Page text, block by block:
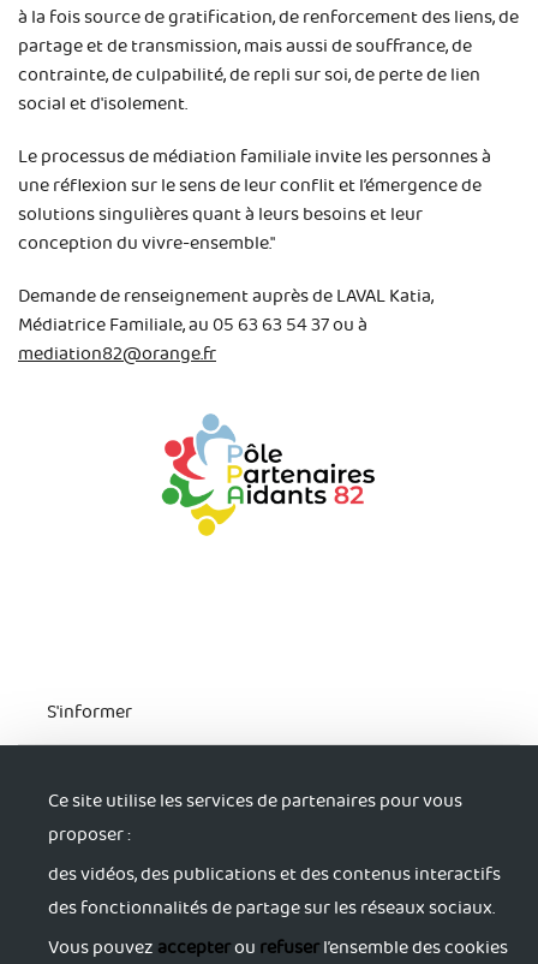
à la fois source de gratification, de renforcement des liens, de
partage et de transmission, mais aussi de souffrance, de
contrainte, de culpabilité, de repli sur soi, de perte de lien
social et d'isolement.
Le processus de médiation familiale invite les personnes à
une réflexion sur le sens de leur conflit et l’émergence de
solutions singulières quant à leurs besoins et leur
conception du vivre-ensemble."
Demande de renseignement auprès de LAVAL Katia,
Médiatrice Familiale, au 05 63 63 54 37 ou à
mediation82@orange.fr
S'informer
Ce site utilise les services de partenaires pour vous
proposer :
des vidéos, des publications et des contenus interactifs
des fonctionnalités de partage sur les réseaux sociaux.
Vous pouvezaccepterourefuserl’ensemble des cookies